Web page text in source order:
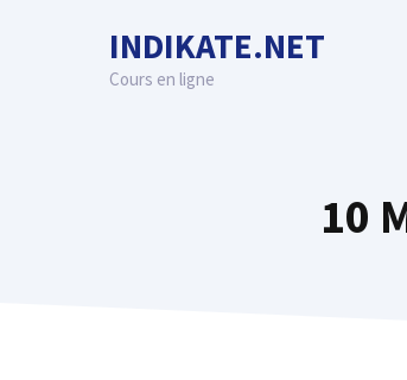
INDIKATE.NET
Cours en ligne
10